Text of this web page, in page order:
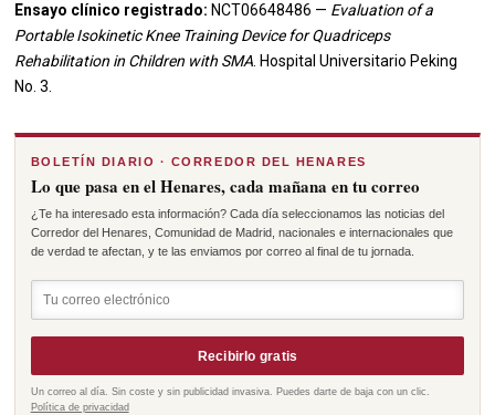
Ensayo clínico registrado: NCT06648486 — Evaluation of a
Portable Isokinetic Knee Training Device for Quadriceps
Rehabilitation in Children with SMA . Hospital Universitario Peking
No. 3.
BOLETÍN DIARIO · CORREDOR DEL HENARES
Lo que pasa en el Henares, cada mañana en tu correo
¿Te ha interesado esta información? Cada día seleccionamos las noticias del
Corredor del Henares, Comunidad de Madrid, nacionales e internacionales que
de verdad te afectan, y te las enviamos por correo al final de tu jornada.
Recibirlo gratis
Un correo al día. Sin coste y sin publicidad invasiva. Puedes darte de baja con un clic.
Política de privacidad